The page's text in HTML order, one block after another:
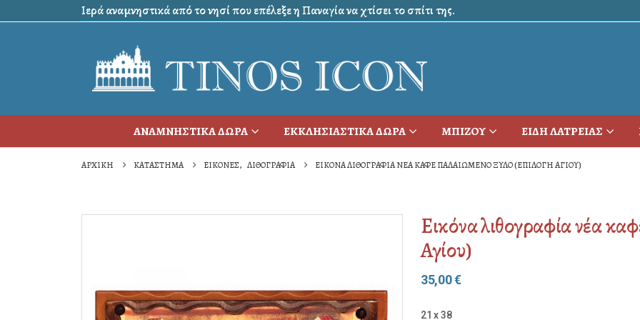
Ιερά αναμνηστικά από το νησί που επέλεξε η Παναγία να χτίσει το σπίτι της.
ΑΝΑΜΝΗΣΤΙΚΑ ΔΩΡΑ ΕΚΚΛΗΣΙΑΣΤΙΚΑ ΔΩΡΑ ΜΠΙΖΟΥ ΕΙΔΗ ΛΑΤΡΕΙΑΣ
ΑΡΧΙΚΉ ΚΑΤΆΣΤΗΜΑ ΕΙΚΟΝΕΣ, ΛΙΘΟΓΡΑΦΙΑ ΕΙΚΌΝΑ ΛΙΘΟΓΡΑΦΊΑ ΝΈΑ ΚΑΦΈ ΠΑΛΑΙΩΜΈΝΟ ΞΎΛΟ (ΕΠΙΛΟΓΉ ΑΓΊΟΥ)
Εικόνα λιθογραφία νέα
Αγίου)
35,00€
21 x 38